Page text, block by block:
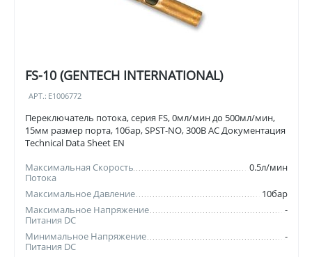
FS-10 (GENTECH INTERNATIONAL)
АРТ.: E1006772
Переключатель потока, серия FS, 0мл/мин до 500мл/мин,
15мм размер порта, 10бар, SPST-NO, 300В AC Документация
Technical Data Sheet EN
Максимальная Скорость
Потока
0.5л/мин
Максимальное Давление
10бар
Максимальное Напряжение
Питания DC
-
Минимальное Напряжение
Питания DC
-